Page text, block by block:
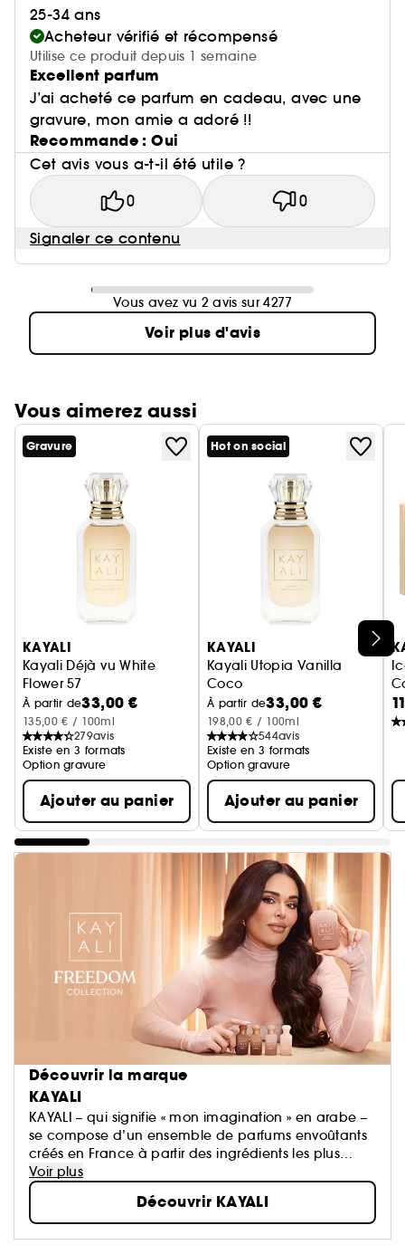
25-34 ans
Acheteur vérifié et récompensé
Utilise ce produit depuis 1 semaine
Excellent parfum
J’ai acheté ce parfum en cadeau, avec une
gravure, mon amie a adoré !!
Recommande : Oui
Cet avis vous a-t-il été utile ?
0 0
Signaler ce contenu
Vous avez vu 2 avis sur 4277
Voir plus d'avis
Vous aimerez aussi
Ignorer le carrousel produits
Gravure
KAYALI
Kayali Déjà vu White
Flower 57
Eau de parfum
À partir de33,00 €
135,00 € / 100ml
279avis
Existe en 3 formats
Option gravure
Ajouter au panier
Hot on social
KAYALI
Kayali Utopia Vanilla
Coco
Eau de parfum
À partir de33,00 €
198,00 € / 100ml
544avis
Existe en 3 formats
Option gravure
Ajouter au panier
Découvrir la marque
KAYALI
KAYALI – qui signifie « mon imagination » en arabe –
se compose d’un ensemble de parfums envoûtants
créés en France à partir des ingrédients les plus
prestigieux. Cette première collection met à
l’honneur la technique du « layering » pour créer un
parfum qui vous correspond parfaitement. KAYALI
s'inspire des richesses du Moyen-Orient, une culture
réputée pour son raffinement et sa simplicité.Quatre
Voir plus
Découvrir KAYALI